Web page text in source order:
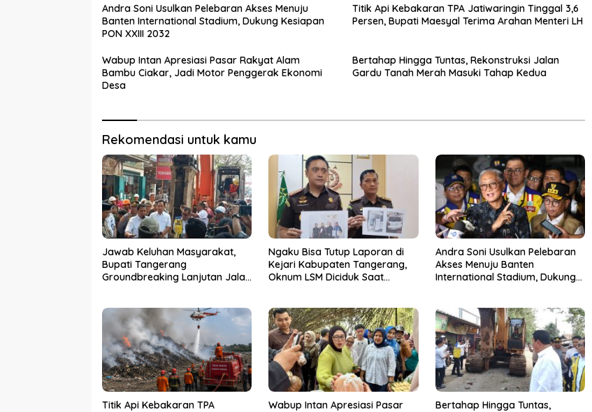
Andra Soni Usulkan Pelebaran Akses Menuju
Banten International Stadium, Dukung Kesiapan
PON XXIII 2032
Titik Api Kebakaran TPA Jatiwaringin Tinggal 3,6
Persen, Bupati Maesyal Terima Arahan Menteri LH
Wabup Intan Apresiasi Pasar Rakyat Alam
Bambu Ciakar, Jadi Motor Penggerak Ekonomi
Desa
Bertahap Hingga Tuntas, Rekonstruksi Jalan
Gardu Tanah Merah Masuki Tahap Kedua
Rekomendasi untuk kamu
Jawab Keluhan Masyarakat,
Bupati Tangerang
Groundbreaking Lanjutan Jalan
Ngaku Bisa Tutup Laporan di
Kejari Kabupaten Tangerang,
Oknum LSM Diciduk Saat
Andra Soni Usulkan Pelebaran
Akses Menuju Banten
International Stadium, Dukung
Titik Api Kebakaran TPA
Wabup Intan Apresiasi Pasar
Bertahap Hingga Tuntas,